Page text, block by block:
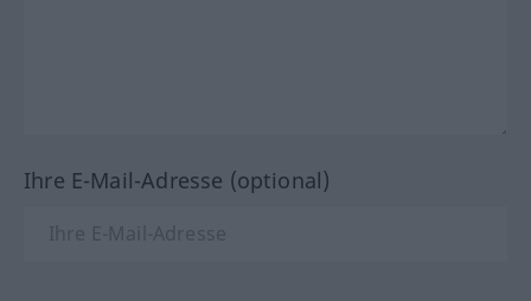
Ihre E-Mail-Adresse (optional)